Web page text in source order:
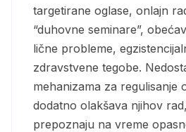
targetirane oglase, onlajn
“duhovne seminare”,
lične probleme,
zdravstvene tegobe.
mehanizama za regulisanje
dodatno olakšava njihov
prepoznaju na vreme